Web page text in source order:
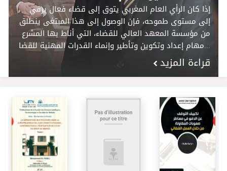
إذا كان الرأي العام المغربي يتوق إلى قضاء فعال يرقي
إلى مستوى طموحه، فإن الوصول إلى هذا المبتغى ينطلق
من مؤسسة المعهد العالي للقضاء، التي أناط بها المشرع
مهام إعداد وتكوين وتأطير وإنماء القدرات المهنية للقضا...
قراءة المزيد